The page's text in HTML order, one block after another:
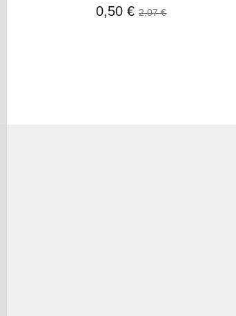
0,50 €2,07 €